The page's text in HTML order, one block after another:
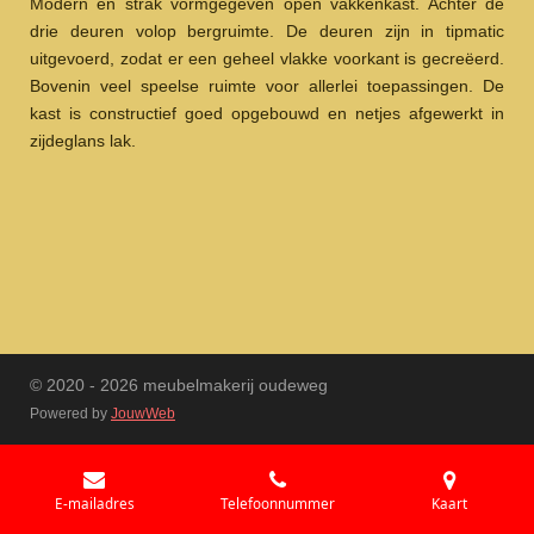
drie deuren volop bergruimte. De deuren zijn in tipmatic
uitgevoerd, zodat er een geheel vlakke voorkant is gecreëerd.
Bovenin veel speelse ruimte voor allerlei toepassingen. De
kast is constructief goed opgebouwd en netjes afgewerkt in
zijdeglans lak.
© 2020 - 2026 meubelmakerij oudeweg
Powered by JouwWeb
E-mailadres Telefoonnummer Kaart